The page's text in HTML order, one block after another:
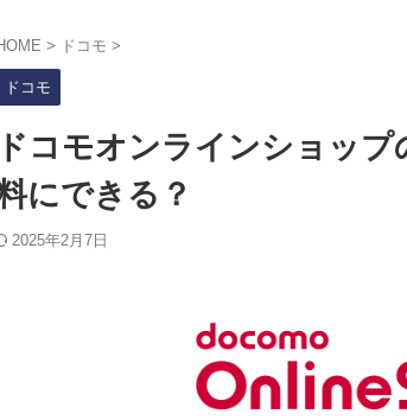
> ドコモ >
ドコモ
ドコモオンラインショッ
にできる？
2025年2月7日